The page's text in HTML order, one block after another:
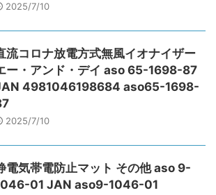
2025/7/10
流コロナ放電方式無風イオナイザー
ー・アンド・デイ aso 65-1698-87
4981046198684 aso65-1698-
2025/7/10
電気帯電防止マット その他 aso 9-
01 JAN aso9-1046-01